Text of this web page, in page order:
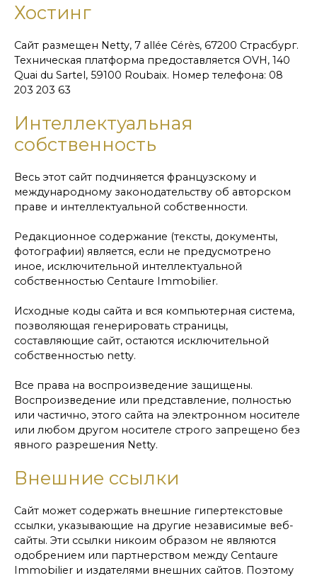
Хостинг
Сайт размещен Netty, 7 allée Cérès, 67200 Страсбург.
Техническая платформа предоставляется OVH, 140
Quai du Sartel, 59100 Roubaix. Номер телефона: 08
203 203 63
Интеллектуальная
собственность
Весь этот сайт подчиняется французскому и
международному законодательству об авторском
праве и интеллектуальной собственности.
Редакционное содержание (тексты, документы,
фотографии) является, если не предусмотрено
иное, исключительной интеллектуальной
собственностью Centaure Immobilier.
Исходные коды сайта и вся компьютерная система,
позволяющая генерировать страницы,
составляющие сайт, остаются исключительной
собственностью netty.
Все права на воспроизведение защищены.
Воспроизведение или представление, полностью
или частично, этого сайта на электронном носителе
или любом другом носителе строго запрещено без
явного разрешения Netty.
Внешние ссылки
Сайт может содержать внешние гипертекстовые
ссылки, указывающие на другие независимые веб-
сайты. Эти ссылки никоим образом не являются
одобрением или партнерством между Centaure
Immobilier и издателями внешних сайтов. Поэтому